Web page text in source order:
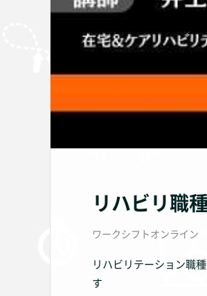
リハビリ職
ワークシフトオンライン
リハビリテーション職
す